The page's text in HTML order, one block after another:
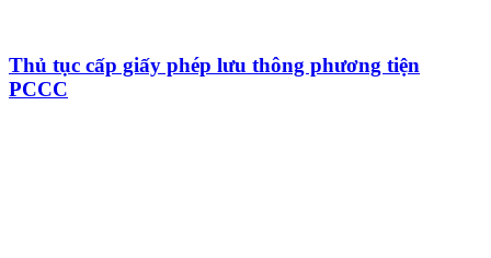
Thủ tục cấp giấy phép lưu thông phương tiện
PCCC